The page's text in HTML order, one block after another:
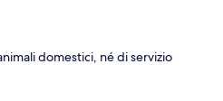
domestici, né di servizio